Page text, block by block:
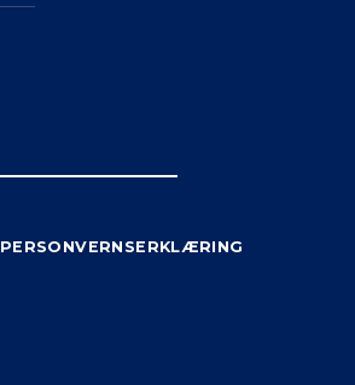
PERSONVERNSERKLÆRING